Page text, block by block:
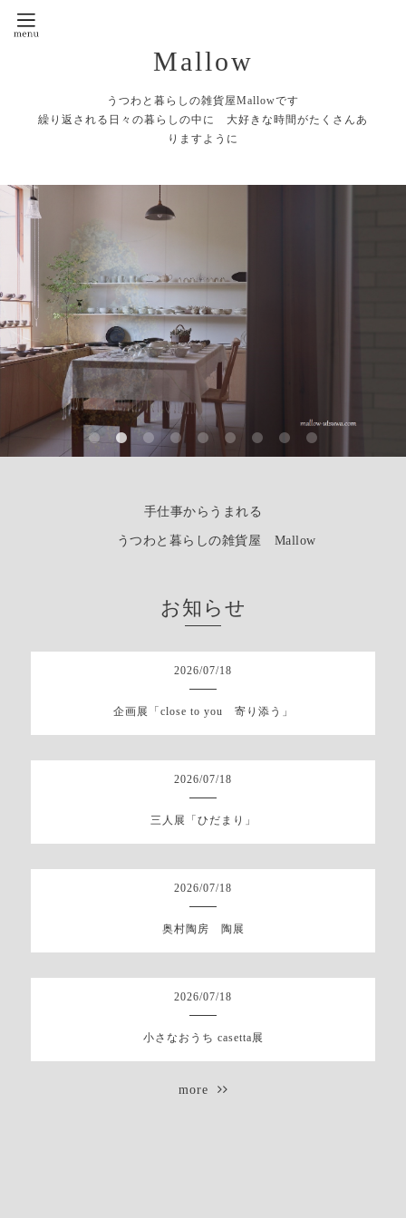
Mallow
うつわと暮らしの雑貨屋Mallowです
繰り返される日々の暮らしの中に 大好きな時間がたくさんあ
りますように
手仕事からうまれる
うつわと暮らしの雑貨屋 Mallow
お知らせ
2026/07/18
企画展「close to you 寄り添う」
2026/07/18
三人展「ひだまり」
2026/07/18
奥村陶房 陶展
2026/07/18
小さなおうち casetta展
more